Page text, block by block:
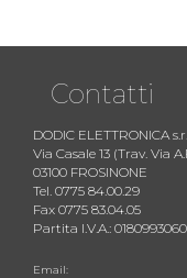
Contatti
DODIC ELETTRONICA
Via Casale 13 (Trav. Via
03100 FROSINONE
Tel. 0775 84.00.29
Fax 0775 83.04.05
Partita I.V.A.:
Email: